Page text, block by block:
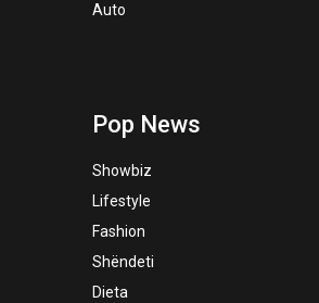
Auto
Pop News
Showbiz
Lifestyle
Fashion
Shëndeti
Dieta